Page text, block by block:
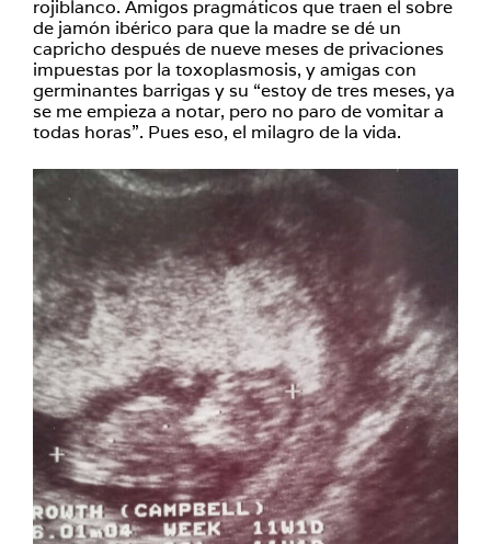
rojiblanco. Amigos pragmáticos que traen el sobre
de jamón ibérico para que la madre se dé un
capricho después de nueve meses de privaciones
impuestas por la toxoplasmosis, y amigas con
germinantes barrigas y su “estoy de tres meses, ya
se me empieza a notar, pero no paro de vomitar a
todas horas”. Pues eso, el milagro de la vida.